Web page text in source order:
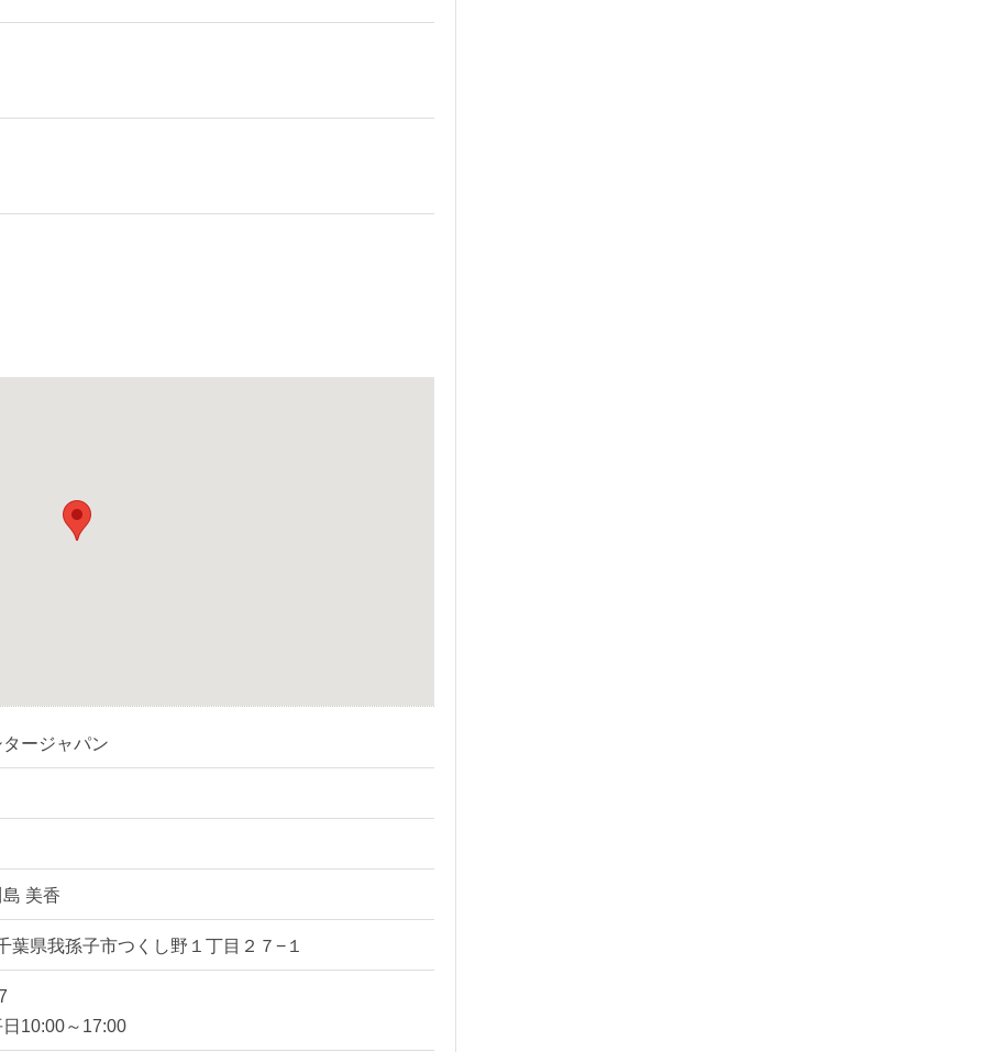
ージャパン
美香
葉県我孫子市つくし野１丁目２７−１
10:00～17:00